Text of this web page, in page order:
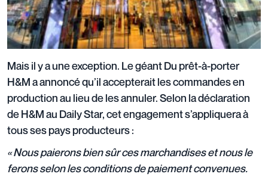
Mais il y a une exception. Le géant Du prêt-à-porter
H&M a annoncé qu’il accepterait les commandes en
production au lieu de les annuler. Selon la déclaration
de H&M au Daily Star, cet engagement s’appliquera à
tous ses pays producteurs :
« Nous paierons bien sûr ces marchandises et nous le
ferons selon les conditions de paiement convenues.